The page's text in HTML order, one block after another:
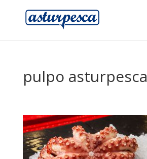
pulpo asturpesca